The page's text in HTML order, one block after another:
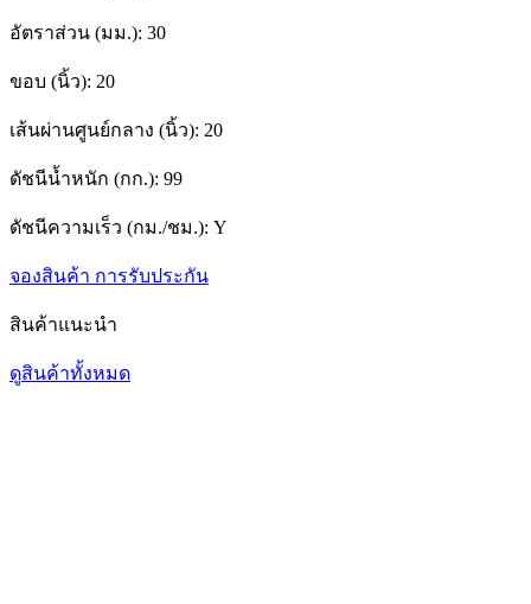
อัตราส่วน (มม.): 30
ขอบ (นิ้ว): 20
เส้นผ่านศูนย์กลาง (นิ้ว): 20
ดัชนีน้ำหนัก (กก.): 99
ดัชนีความเร็ว (กม./ชม.): Y
จองสินค้า การรับประกัน
สินค้าแนะนำ
ดูสินค้าทั้งหมด